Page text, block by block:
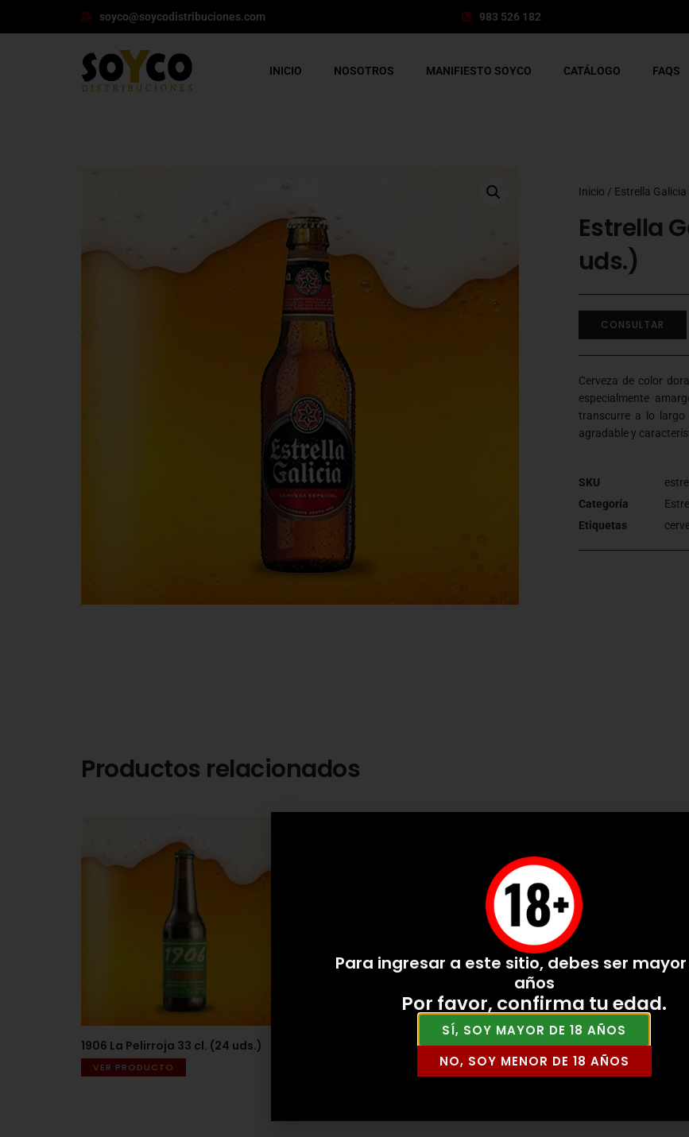
soyco@soycodistribuciones.com 983 526 182
INICIO NOSOTROS MANIFIESTO SOYCO CATÁLOGO FAQS
Inicio / Estrella Galicia
Estrella
uds.)
CONSULTAR
Cerveza de color
especialmente
transcurre a lo
agradable y
SKU
Categoría
Etiquetas
Productos relacionados
1906 La Pelirroja 33 cl. (24 uds.)
VER PRODUCTO
Estrella Galicia Especial lata 33 cl.
1906 Reserva Especial
VER PRODUCTO
Para ingresar a este sitio, debes ser mayor
años
Por favor, confirma tu edad.
SÍ, SOY MAYOR DE 18 AÑOS
NO, SOY MENOR DE 18 AÑOS